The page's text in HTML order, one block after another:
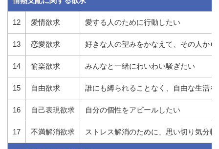
12 愛情欲求 愛する人のために行動したい
13 恋愛欲求 好きな人の望みをかなえて、その人か
14 愉楽欲求 みんなと一緒にわいわい騒ぎたい
15 自由欲求 誰にも縛られることなく、自由な生活を
16 自己表現欲求 自分の個性をアピールしたい
17 不満解消欲求 ストレス解消のために、思い切り気分